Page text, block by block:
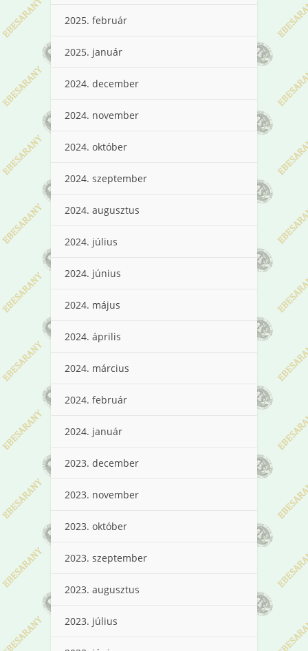
2025. február
2025. január
2024. december
2024. november
2024. október
2024. szeptember
2024. augusztus
2024. július
2024. június
2024. május
2024. április
2024. március
2024. február
2024. január
2023. december
2023. november
2023. október
2023. szeptember
2023. augusztus
2023. július